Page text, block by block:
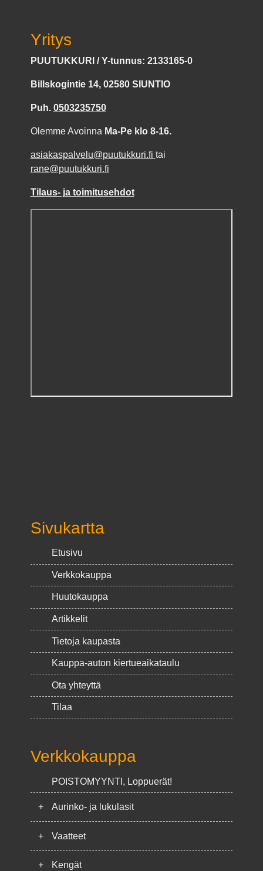
Yritys
PUUTUKKURI / Y-tunnus: 2133165-0
Billskogintie 14, 02580 SIUNTIO
Puh. 0503235750
Olemme Avoinna Ma-Pe klo 8-16.
asiakaspalvelu@puutukkuri.fi tai
rane@puutukkuri.fi
Tilaus- ja toimitusehdot
Sivukartta
Etusivu
Verkkokauppa
Huutokauppa
Artikkelit
Tietoja kaupasta
Kauppa-auton kiertueaikataulu
Ota yhteyttä
Tilaa
Verkkokauppa
POISTOMYYNTI, Loppuerät!
+ Aurinko- ja lukulasit
+ Vaatteet
+ Kengät